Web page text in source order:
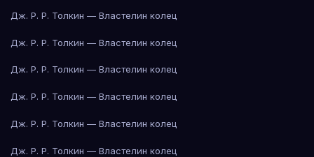
Дж. Р. Р. Толкин — Властелин колец
Дж. Р. Р. Толкин — Властелин колец
Дж. Р. Р. Толкин — Властелин колец
Дж. Р. Р. Толкин — Властелин колец
Дж. Р. Р. Толкин — Властелин колец
Дж. Р. Р. Толкин — Властелин колец